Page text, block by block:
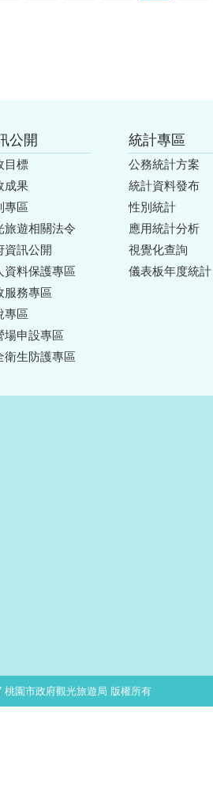
公開
目標
成果
專區
旅遊相關法令
資訊公開
資料保護專區
服務專區
專區
場申設專區
衛生防護專區
統計專區
公務統計方案
統計資料發布
性別統計
應用統計分析
視覺化查詢
儀表板年度統計
園市政府觀光旅遊局 版權所有